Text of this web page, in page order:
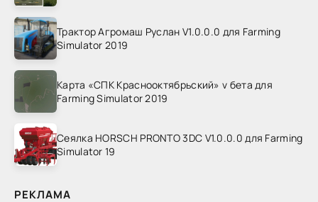
Трактор Агромаш Руслан V1.0.0.0 для Farming
Simulator 2019
Карта «СПК Краснооктябрьский» v бета для
Farming Simulator 2019
Сеялка HORSCH PRONTO 3DC V1.0.0.0 для Farming
Simulator 19
РЕКЛАМА